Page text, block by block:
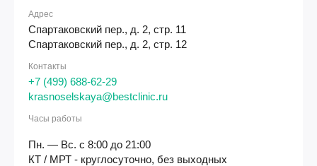
Адрес
Спартаковский пер., д. 2, стр. 11
Спартаковский пер., д. 2, стр. 12
Контакты
+7 (499) 688-62-29
krasnoselskaya@bestclinic.ru
Часы работы
Пн. — Вс. с 8:00 до 21:00
КТ / МРТ - круглосуточно, без выходных